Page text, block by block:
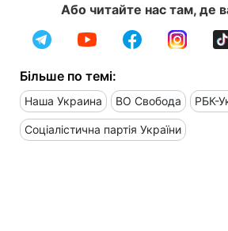
Або читайте нас там, де
Більше по темі:
Наша Украина ВО Свобода РБК-
Соціалістична партія України